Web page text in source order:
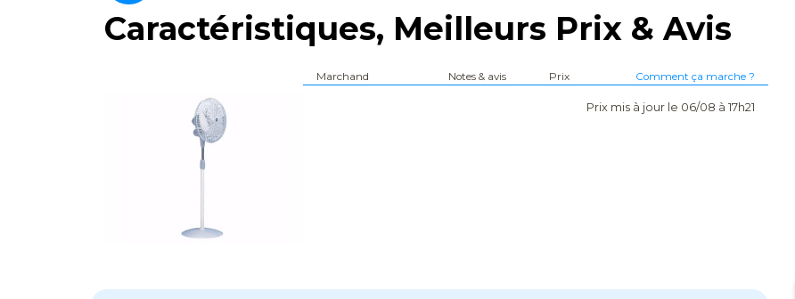
Caractéristiques, Meilleurs Prix & Avis
Marchand Notes & avis Prix Comment ça marche ?
Prix mis à jour le 06/08 à 17h21